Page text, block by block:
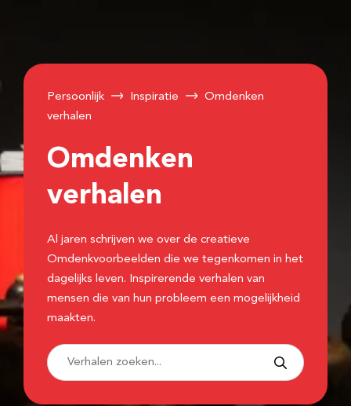
Persoonlijk Inspiratie
Omdenken
verhalen
Omdenken
verhalen
Al jaren schrijven we over de creatieve
Omdenkvoorbeelden die we tegenkomen in het
dagelijks leven. Inspirerende verhalen van
mensen die van hun probleem een mogelijkheid
maakten.